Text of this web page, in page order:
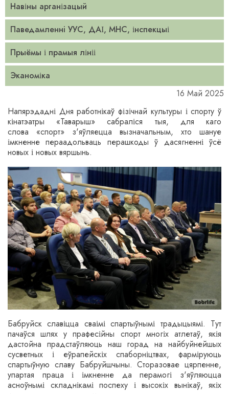
Навіны арганізацый
Паведамленнi УУС, ДАІ, МНС, інспекцыі
Прыёмы і прамыя лініі
Эканоміка
16 Май 2025
Напярэдадні Дня работнікаў фізічнай культуры і спорту ў
кінатэатры«Таварыш» сабраліся тыя, для каго
слова «спорт» з'яўляецца вызначальным, хто шануе
імкненне пераадольваць перашкоды ў дасягненні ўсё
новых і новых вяршынь.
Бабруйск славіцца сваімі спартыўнымі традыцыямі. Тут
пачаўся шлях у прафесійны спорт многіх атлетаў, якія
дастойна прадстаўляюць наш горад на найбуйнейшых
сусветных і еўрапейскіх спаборніцтвах, фарміруюць
спартыўную славу Бабруйшчыны. Сторазовае цярпенне,
упартая праца і імкненне да перамогі з'яўляюцца
асноўнымі складнікамі поспеху і высокіх вынікаў, якіх